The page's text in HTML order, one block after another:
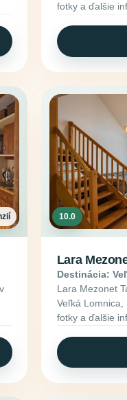
fotky a ďalšie
10.0
Lara
Destinácia:
Lara Mezonet
Veľká Lomnica,
fotky a ďalšie